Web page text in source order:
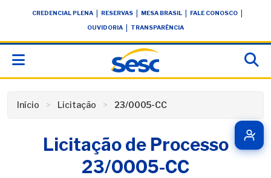
conteúdoCREDENCIAL PLENA RESERVAS MESA BRASIL FALE CONOSCO
OUVIDORIA TRANSPARÊNCIA
Início Licitação 23/0005-CC
Licitação de Processo
23/0005-CC